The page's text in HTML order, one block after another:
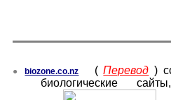
● biozone.co.nz (Перевод )
биологические